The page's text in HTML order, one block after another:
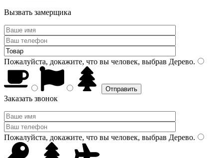
Вызвать замерщика
Пожалуйста, докажите, что вы человек, выбрав Дерево.
Заказать звонок
Пожалуйста, докажите, что вы человек, выбрав Дерево.